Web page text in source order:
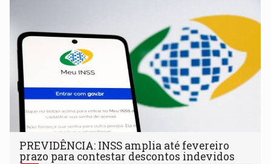
PREVIDÊNCIA: INSS amplia até fevereiro
prazo para contestar descontos indevidos